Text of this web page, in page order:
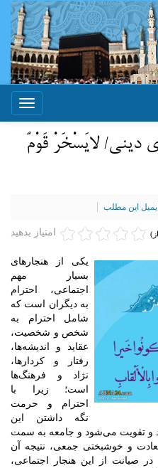
Toggle
دینی/ لایَسْخَرْ قَوْمٌ
ایمیل این مطلب
امتیاز بدهید
یکی از هنجارهای
بسیار مهم
اجتماعی، احترام
به دیگران است که
شامل احترام به
شخص و شخصیت،
عقاید و اندیشه‌ها،
رفتار و کردارها،
نژاد و فرهنگ‌ها
است؛ زیرا با
احترام و حرمت
نگه داشتن این
و تقویت می‌شود و جامعه به سمت
و خوشبختی جمعی، نتیجه آن
صیانت از این هنجار اجتماعی،